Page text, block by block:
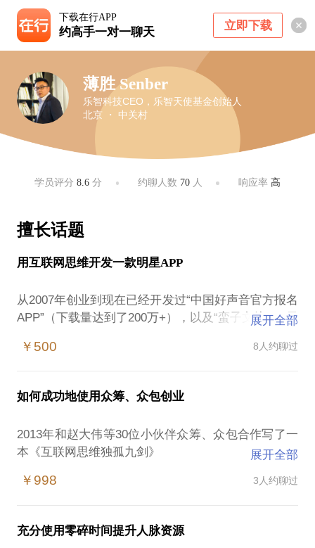
下载在行APP
约高手一对一聊天 立即下载
薄胜 Senber
乐智科技CEO，乐智天使基金创始人
北京 ・ 中关村
学员评分8.6 分 约聊人数 70人 响应率 高
擅长话题
用互联网思维开发一款明星APP
从2007年创业到现在已经开发过“中国好声音官方报名
APP”（下载量达到了200万+），以及“蛮子文摘”、“元
能快速帮助创业者理出项目核心和方向，写作商业计
展开全部
￥500 8人约聊过
如何成功地使用众筹、众包创业
2013年和赵大伟等30位小伙伴众筹、众包合作写了一
本《互联网思维独孤九剑》
班，班级学员包括30多位互联网金融创业公司CEO，
监。
互联网金融大数据CEO班
展开全部
￥998 3人约聊过
充分使用零碎时间提升人脉资源